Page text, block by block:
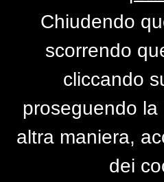
di
Chiudendo
scorrendo
cliccando
proseguendo
altra maniera,
dei